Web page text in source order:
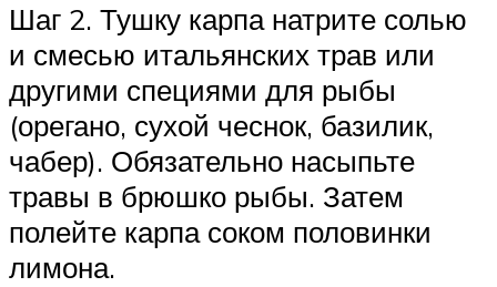
Шаг 2. Тушку карпа натрите солью
и смесью итальянских трав или
другими специями для рыбы
(орегано, сухой чеснок, базилик,
чабер). Обязательно насыпьте
травы в брюшко рыбы. Затем
полейте карпа соком половинки
лимона.